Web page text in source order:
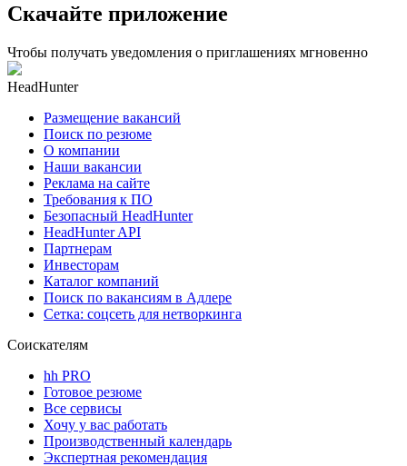
Скачайте приложение
Чтобы получать уведомления о приглашениях мгновенно
HeadHunter
Размещение вакансий
Поиск по резюме
О компании
Наши вакансии
Реклама на сайте
Требования к ПО
Безопасный HeadHunter
HeadHunter API
Партнерам
Инвесторам
Каталог компаний
Поиск по вакансиям в Адлере
Сетка: соцсеть для нетворкинга
Соискателям
hh PRO
Готовое резюме
Все сервисы
Хочу у вас работать
Производственный календарь
Экспертная рекомендация